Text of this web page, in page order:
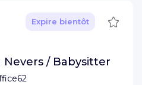
Expire bientôt
Nevers / Babysitter